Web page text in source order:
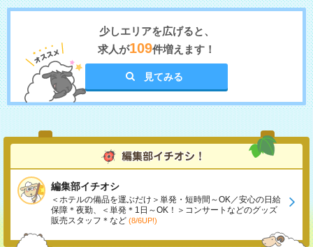
少しエリアを広げると、
求人が109件増えます！
見てみる
編集部イチオシ
＜ホテルの備品を運ぶだけ＞単発・短時間～OK／安心の日給
保障＊夜勤、＜単発＊1日～OK！＞コンサートなどのグッズ
販売スタッフ＊など (8/6UP!)